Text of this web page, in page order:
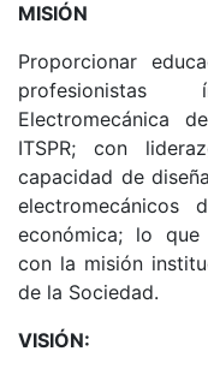
MISIÓN
Proporcionar
Electromecánica
ITSPR; con
capacidad de
económica; lo
con la misión
de la Sociedad.
VISIÓN: